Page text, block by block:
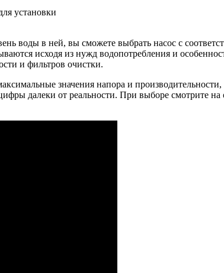
установки
воды в ней, вы сможете выбрать насос с
исходя из нужд водопотребления и
и фильтров очистки.
значения напора и
далеки от реальности. При выборе смотрите на